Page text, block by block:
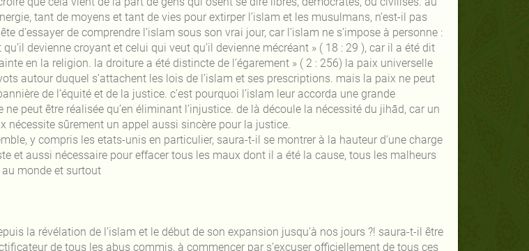
tant de moyens et tant de vies pour extirper l’islam et les musulmans, n’est-il pas
d’essayer de comprendre l’islam sous son vrai jour, car l’islam ne s’impose à personne :
devienne croyant et celui qui veut qu’il devienne mécréant » ( 18 : 29 ), car il a été dit
en la religion. la droiture a été distincte de l’égarement » ( 2 : 256) la paix universelle
autour duquel s’attachent les lois de l’islam et ses prescriptions. mais la paix ne peut
de l’équité et de la justice. c’est pourquoi l’islam leur accorda une grande
peut être réalisée qu’en éliminant l’injustice. de là découle la nécessité du jihād, car un
nécessite sûrement un appel aussi sincère pour la justice.
y compris les etats-unis en particulier, saura-t-il se montrer à la hauteur d’une charge
et aussi nécessaire pour effacer tous les maux dont il a été la cause, tous les malheurs
au monde et surtout
la révélation de l’islam et le début de son expansion jusqu’à nos jours ?! saura-t-il être
de tous les abus commis, à commencer par s’excuser officiellement de tous ces